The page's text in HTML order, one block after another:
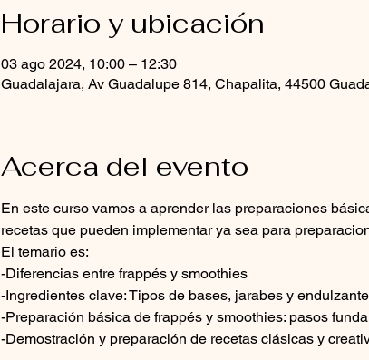
Horario y ubicación
03 ago 2024, 10:00 – 12:30
Guadalajara, Av Guadalupe 814, Chapalita, 44500
Acerca del evento
En este curso vamos a aprender las preparaciones
recetas que pueden implementar ya sea para
El temario es:
-Diferencias entre frappés y smoothies
-Ingredientes clave: Tipos de bases, jarabes y
-Preparación básica de frappés y smoothies: pasos
-Demostración y preparación de recetas clásicas y